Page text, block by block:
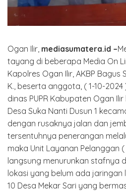
Ogan Ilir, mediasumatera.id –
tayang di beberapa Media On
Kapolres Ogan Ilir, AKBP Bagus
K., beserta anggota, ( 1-10-
dinas PUPR Kabupaten Ogan
Desa Suka Nanti Dusun 1
dengan rusaknya jalan dan
tersentuhnya penerangan
maka Unit Layanan Pelanggan (
langsung menurunkan stafnya
lokasi yang belum ada jaringan
10 Desa Mekar Sari yang